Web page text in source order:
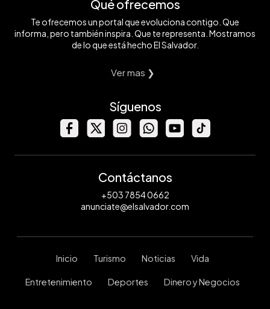
Qué ofrecemos
Te ofrecemos un portal que evoluciona contigo. Que
informa, pero también inspira. Que te representa. Mostramos
de lo que está hecho El Salvador.
Ver mas ❯
Síguenos
Contáctanos
+503 7854 0662
anunciate@elsalvador.com
Inicio Turismo Noticias Vida
Entretenimiento Deportes Dinero y Negocios